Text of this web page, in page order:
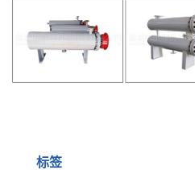
标签